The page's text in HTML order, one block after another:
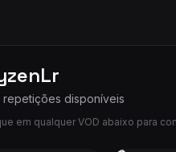
repetições disponíveis
em qualquer VOD abaixo para